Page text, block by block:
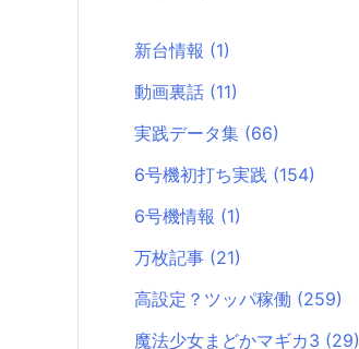
新台情報 (1)
動画裏話 (11)
実践データ集 (66)
6号機初打ち実践 (154)
6号機情報 (1)
万枚記事 (21)
高設定？ツッパ稼働 (259)
魔法少女まどかマギカ3 (29)